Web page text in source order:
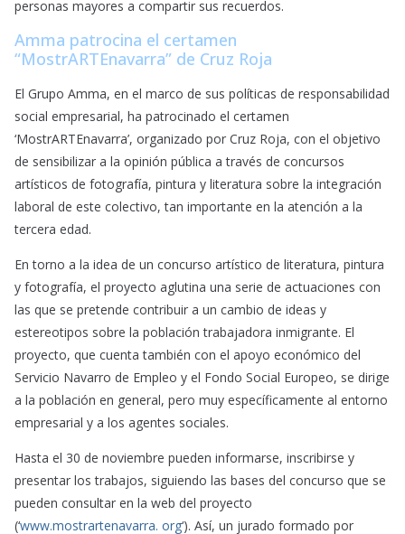
personas mayores a compartir sus recuerdos.
Amma patrocina el certamen
“MostrARTEnavarra” de Cruz Roja
El Grupo Amma, en el marco de sus políticas de responsabilidad
social empresarial, ha patrocinado el certamen
‘MostrARTEnavarra’, organizado por Cruz Roja, con el objetivo
de sensibilizar a la opinión pública a través de concursos
artísticos de fotografía, pintura y literatura sobre la integración
laboral de este colectivo, tan importante en la atención a la
tercera edad.
En torno a la idea de un concurso artístico de literatura, pintura
y fotografía, el proyecto aglutina una serie de actuaciones con
las que se pretende contribuir a un cambio de ideas y
estereotipos sobre la población trabajadora inmigrante. El
proyecto, que cuenta también con el apoyo económico del
Servicio Navarro de Empleo y el Fondo Social Europeo, se dirige
a la población en general, pero muy específicamente al entorno
empresarial y a los agentes sociales.
Hasta el 30 de noviembre pueden informarse, inscribirse y
presentar los trabajos, siguiendo las bases del concurso que se
pueden consultar en la web del proyecto
(‘www.mostrartenavarra. org‘). Así, un jurado formado por